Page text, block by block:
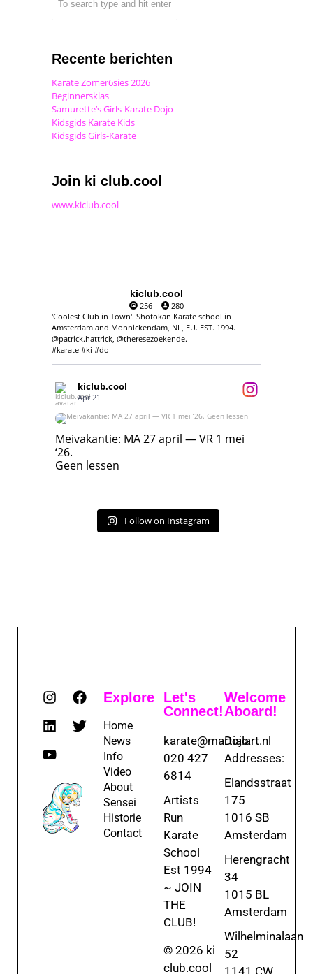
Recente berichten
Karate Zomer6sies 2026
Beginnersklas
Samurette’s Girls-Karate Dojo
Kidsgids Karate Kids
Kidsgids Girls-Karate
Join ki club.cool
www.kiclub.cool
kiclub.cool
256
280
'Coolest Club in Town'. Shotokan Karate school in
Amsterdam and Monnickendam, NL, EU. EST. 1994.
@patrick.hattrick, @theresezoekende.
#karate #ki #do
kiclub.cool
Apr 21
Meivakantie: MA 27 april — VR 1 mei ‘26.
Geen lessen
Meivakantie: MA 27 april — VR 1 mei
‘26.
Geen lessen
Follow on Instagram
Explore
Home
News
Info
Video
About
Sensei
Historie
Contact
Let's
Connect!
karate@martialart.nl
020 427
6814
Artists
Run
Karate
School
Est 1994
~ JOIN
THE
CLUB!
© 2026 ki
club.cool
Welcome
Aboard!
Dojo
Addresses:
Elandsstraat
175
1016 SB
Amsterdam
Herengracht
34
1015 BL
Amsterdam
Wilhelminalaan
52
1141 CW